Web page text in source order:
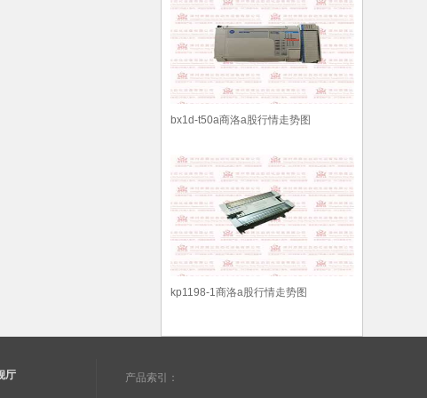
bx1d-t50a商洛a股行情走势图
kp1198-1商洛a股行情走势图
厅 产品索引：